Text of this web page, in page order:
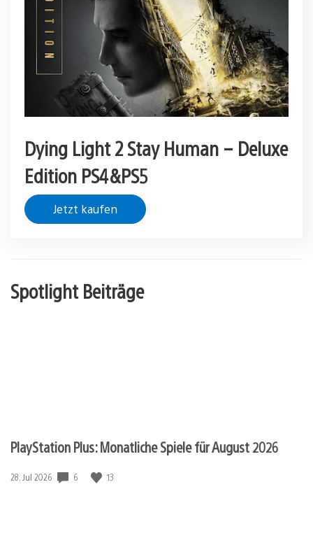
Dying Light 2 Stay Human – Deluxe
Edition PS4&PS5
Jetzt kaufen
Spotlight Beiträge
PlayStation Plus: Monatliche Spiele für August 2026
Veröffentlichungsdatum:
28. Jul 2026 6 13